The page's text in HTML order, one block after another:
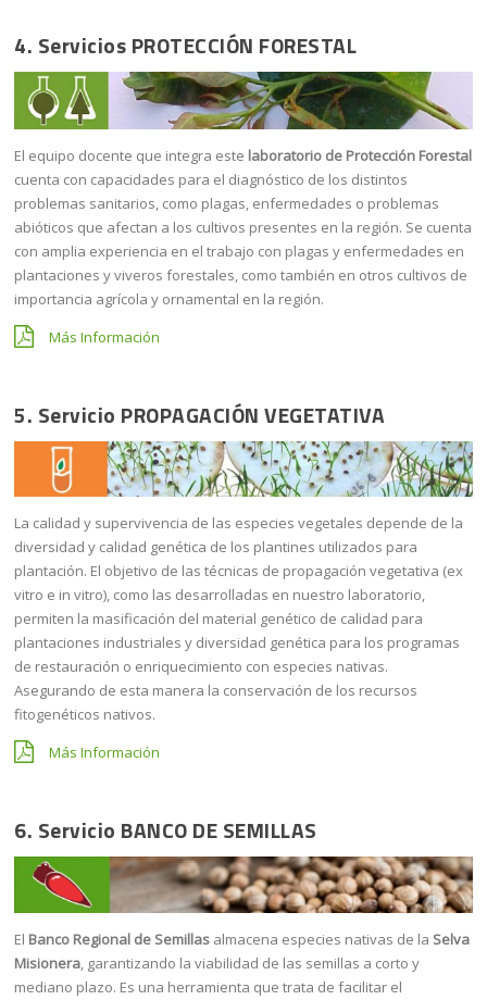
4. Servicios PROTECCIÓN FORESTAL
El equipo docente que integra este laboratorio de Protección Forestal
cuenta con capacidades para el diagnóstico de los distintos
problemas sanitarios, como plagas, enfermedades o problemas
abióticos que afectan a los cultivos presentes en la región. Se cuenta
con amplia experiencia en el trabajo con plagas y enfermedades en
plantaciones y viveros forestales, como también en otros cultivos de
importancia agrícola y ornamental en la región.
Más Información
5. Servicio PROPAGACIÓN VEGETATIVA
La calidad y supervivencia de las especies vegetales depende de la
diversidad y calidad genética de los plantines utilizados para
plantación. El objetivo de las técnicas de propagación vegetativa (ex
vitro e in vitro), como las desarrolladas en nuestro laboratorio,
permiten la masificación del material genético de calidad para
plantaciones industriales y diversidad genética para los programas
de restauración o enriquecimiento con especies nativas.
Asegurando de esta manera la conservación de los recursos
fitogenéticos nativos.
Más Información
6. Servicio BANCO DE SEMILLAS
El Banco Regional de Semillas almacena especies nativas de la Selva
Misionera, garantizando la viabilidad de las semillas a corto y
mediano plazo. Es una herramienta que trata de facilitar el